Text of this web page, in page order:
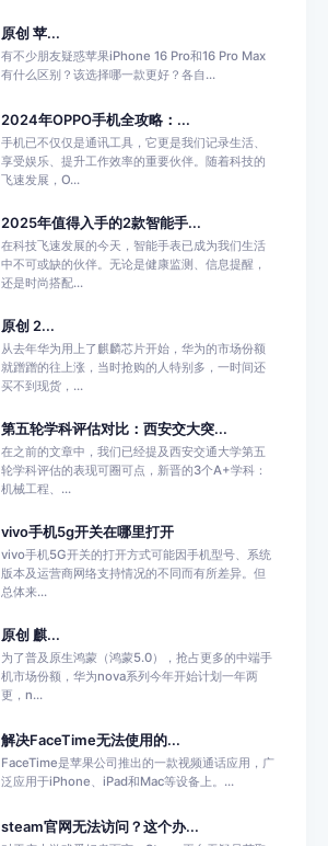
原创 苹...
有不少朋友疑惑苹果iPhone 16 Pro和16 Pro Max
有什么区别？该选择哪一款更好？各自...
2024年OPPO手机全攻略：...
手机已不仅仅是通讯工具，它更是我们记录生活、
享受娱乐、提升工作效率的重要伙伴。随着科技的
飞速发展，O...
2025年值得入手的2款智能手...
在科技飞速发展的今天，智能手表已成为我们生活
中不可或缺的伙伴。无论是健康监测、信息提醒，
还是时尚搭配...
原创 2...
从去年华为用上了麒麟芯片开始，华为的市场份额
就蹭蹭的往上涨，当时抢购的人特别多，一时间还
买不到现货，...
第五轮学科评估对比：西安交大突...
在之前的文章中，我们已经提及西安交通大学第五
轮学科评估的表现可圈可点，新晋的3个A+学科：
机械工程、...
vivo手机5g开关在哪里打开
vivo手机5G开关的打开方式可能因手机型号、系统
版本及运营商网络支持情况的不同而有所差异。但
总体来...
原创 麒...
为了普及原生鸿蒙（鸿蒙5.0），抢占更多的中端手
机市场份额，华为nova系列今年开始计划一年两
更，n...
解决FaceTime无法使用的...
FaceTime是苹果公司推出的一款视频通话应用，广
泛应用于iPhone、iPad和Mac等设备上。...
steam官网无法访问？这个办...